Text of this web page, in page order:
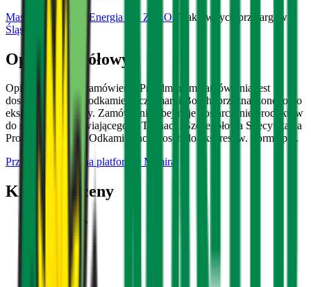
Master - Odpady I Energia Sp. Z O.O.
7 aktywnych przetargów
Śląskie
Opis szczegółowy
Opis Przedmiotu Zamówienia Przedmiotem zamówienia jest
dostawa płynnego odkamieniacza marki Bosch, przeznaczonego do
ekspresów do kawy. Zamówienie obejmuje dostarczenie produktów
do siedziby Zamawiającego w Tychach. Szczegółowa Specyfikacja
Produktu Produkt: Odkamieniacz Bosch do ekspresów. Forma pr...
Przeczytaj całość na platformie Mimira
Kryteria oceny
100 %